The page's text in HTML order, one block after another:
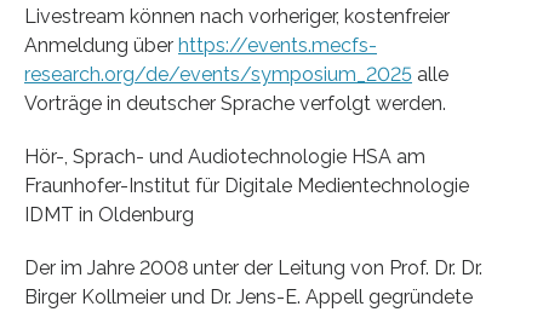
Livestream können nach vorheriger, kostenfreier
Anmeldung über https://events.mecfs-
research.org/de/events/symposium_2025 alle
Vorträge in deutscher Sprache verfolgt werden.
Hör-, Sprach- und Audiotechnologie HSA am
Fraunhofer-Institut für Digitale Medientechnologie
IDMT in Oldenburg
Der im Jahre 2008 unter der Leitung von Prof. Dr. Dr.
Birger Kollmeier und Dr. Jens-E. Appell gegründete